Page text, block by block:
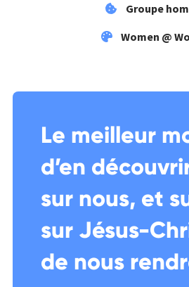
Groupe
Women @
Le meilleur
d’en
sur nous, et
sur Jésus-
de nous